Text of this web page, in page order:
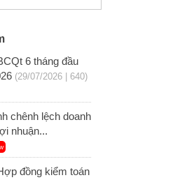
6 tháng đầu
(29/07/2026 | 640)
chênh lệch doanh
nhuận...
đồng kiểm toán